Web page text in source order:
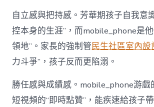
自立感與把持感。芳華期孩子自我意
控本身的生涯”，而mobile_phone是
領地”。家長的強制管民生社區室內設
力斗爭”，孩子反而更陷溺。
勝任感與成績感。mobile_phone游戲
短視頻的“即時點贊”，能疾速給孩子